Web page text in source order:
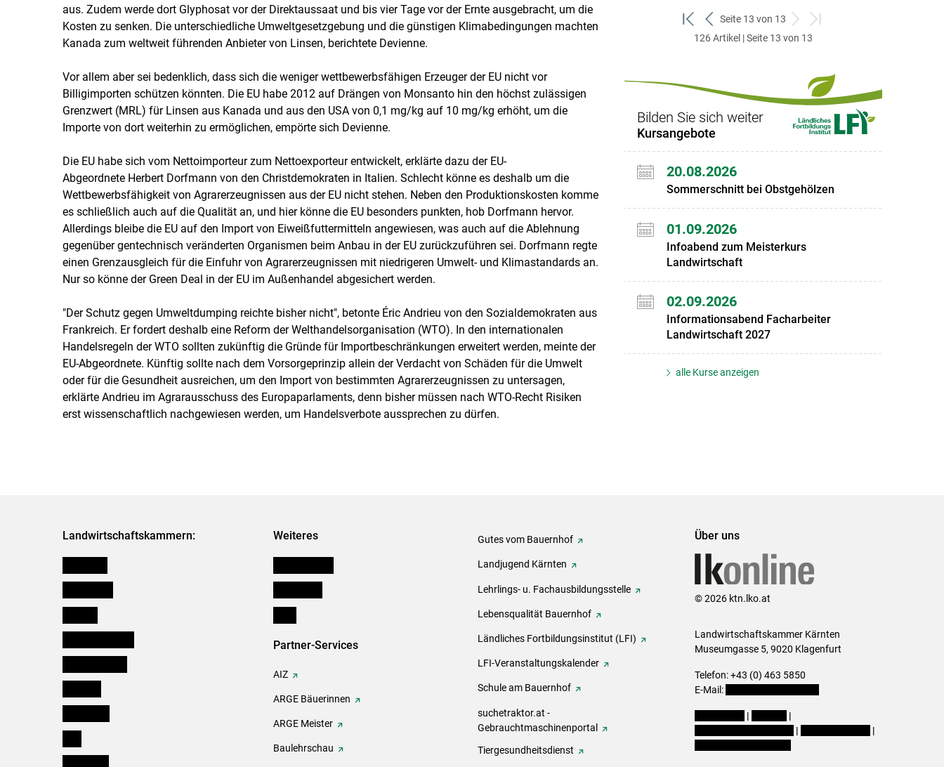
aus. Zudem werde dort Glyphosat vor der Direktaussaat und bis vier Tage vor der Ernte ausgebracht, um die
Kosten zu senken. Die unterschiedliche Umweltgesetzgebung und die günstigen Klimabedingungen machten
Kanada zum weltweit führenden Anbieter von Linsen, berichtete Devienne.
Vor allem aber sei bedenklich, dass sich die weniger wettbewerbsfähigen Erzeuger der EU nicht vor
Billigimporten schützen könnten. Die EU habe 2012 auf Drängen von Monsanto hin den höchst zulässigen
Grenzwert (MRL) für Linsen aus Kanada und aus den USA von 0,1 mg/kg auf 10 mg/kg erhöht, um die
Importe von dort weiterhin zu ermöglichen, empörte sich Devienne.
Die EU habe sich vom Nettoimporteur zum Nettoexporteur entwickelt, erklärte dazu der EU-
Abgeordnete Herbert Dorfmann von den Christdemokraten in Italien. Schlecht könne es deshalb um die
Wettbewerbsfähigkeit von Agrarerzeugnissen aus der EU nicht stehen. Neben den Produktionskosten komme
es schließlich auch auf die Qualität an, und hier könne die EU besonders punkten, hob Dorfmann hervor.
Allerdings bleibe die EU auf den Import von Eiweißfuttermitteln angewiesen, was auch auf die Ablehnung
gegenüber gentechnisch veränderten Organismen beim Anbau in der EU zurückzuführen sei. Dorfmann regte
einen Grenzausgleich für die Einfuhr von Agrarerzeugnissen mit niedrigeren Umwelt- und Klimastandards an.
Nur so könne der Green Deal in der EU im Außenhandel abgesichert werden.
"Der Schutz gegen Umweltdumping reichte bisher nicht", betonte Éric Andrieu von den Sozialdemokraten aus
Frankreich. Er fordert deshalb eine Reform der Welthandelsorganisation (WTO). In den internationalen
Handelsregeln der WTO sollten zukünftig die Gründe für Importbeschränkungen erweitert werden, meinte der
EU-Abgeordnete. Künftig sollte nach dem Vorsorgeprinzip allein der Verdacht von Schäden für die Umwelt
oder für die Gesundheit ausreichen, um den Import von bestimmten Agrarerzeugnissen zu untersagen,
erklärte Andrieu im Agrarausschuss des Europaparlaments, denn bisher müssen nach WTO-Recht Risiken
erst wissenschaftlich nachgewiesen werden, um Handelsverbote aussprechen zu dürfen.
zum
ersten
zurück
zum
Seite 13 von 13
weiter
zum
zum
126 Artikel | Seite 13 von 13
Bilden Sie sich weiter
Kursangebote
20.08.2026
Sommerschnitt bei Obstgehölzen
01.09.2026
Infoabend zum Meisterkurs
Landwirtschaft
02.09.2026
Informationsabend Facharbeiter
Landwirtschaft 2027
alle Kurse anzeigen
Landwirtschaftskammern: Weiteres
Partner-Services
AIZ
ARGE Bäuerinnen
ARGE Meister
Baulehrschau
Gutes vom Bauernhof
Landjugend Kärnten
Lehrlings- u. Fachausbildungsstelle
Lebensqualität Bauernhof
Ländliches Fortbildungsinstitut (LFI)
LFI-Veranstaltungskalender
Schule am Bauernhof
suchetraktor.at -
Gebrauchtmaschinenportal
Tiergesundheitsdienst
Über uns
© 2026 ktn.lko.at
Landwirtschaftskammer Kärnten
Museumgasse 5, 9020 Klagenfurt
Telefon: +43 (0) 463 5850
E-Mail:
|
|
|
|